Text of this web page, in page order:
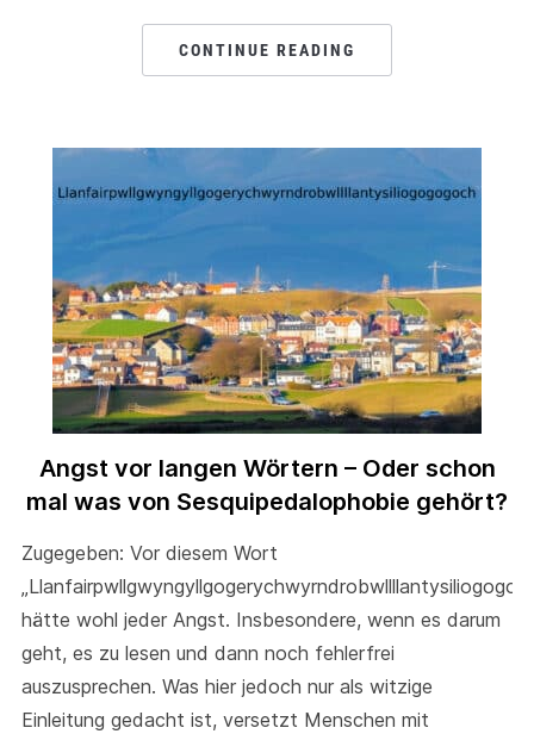
CONTINUE READING
Angst vor langen Wörtern – Oder schon
mal was von Sesquipedalophobie gehört?
Zugegeben: Vor diesem Wort
hätte wohl jeder Angst. Insbesondere, wenn es darum
geht, es zu lesen und dann noch fehlerfrei
auszusprechen. Was hier jedoch nur als witzige
Einleitung gedacht ist, versetzt Menschen mit